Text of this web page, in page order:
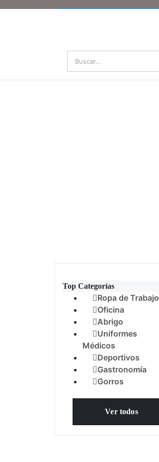
Top Categorías
Ropa de Trabajo
Oficina
Abrigo
Uniformes
Médicos
Deportivos
Gastronomía
Gorros
Ver todos